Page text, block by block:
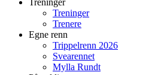
Treninger
Treninger
Trenere
Egne renn
Trippelrenn 2026
Svearennet
Mylla Rundt